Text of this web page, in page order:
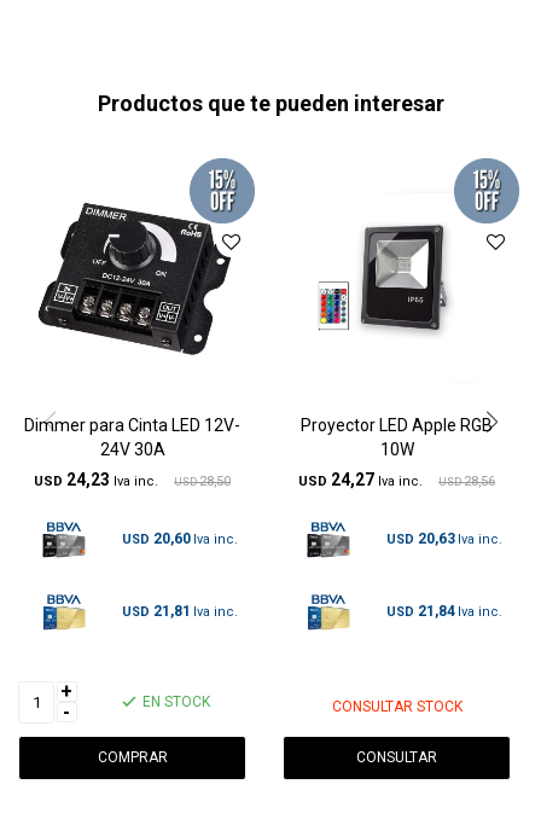
Productos que te pueden interesar
Dimmer para Cinta LED 12V-
24V 30A
USD 24,23 USD 28,50
USD 20,60
USD 21,81
+
-
EN STOCK
Proyector LED Apple RGB
10W
USD 24,27 USD 28,56
USD 20,63
USD 21,84
CONSULTAR STOCK
CONSULTAR